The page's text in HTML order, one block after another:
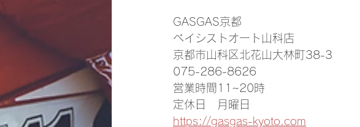
GASGAS京都
ベイシストオート山科店
京都市山科区北花山大林町38-3
075-286-8626
営業時間11~20時
定休日　月曜日
https://gasgas-kyoto.com